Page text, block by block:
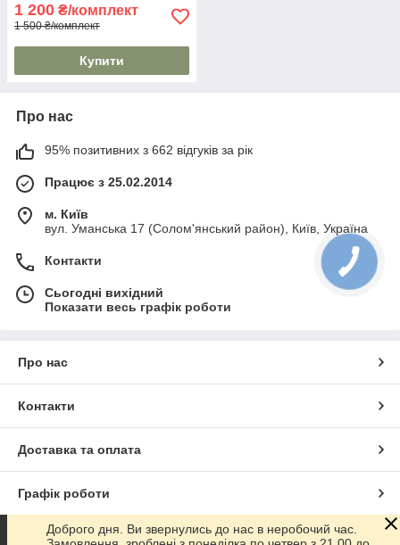
1 200 ₴/комплект
1 500 ₴/комплект
Купити
Про нас
95% позитивних з 662 відгуків за рік
Працює з 25.02.2014
м. Київ
вул. Уманська 17 (Солом'янський район), Київ, Україна
Контакти
Сьогодні вихідний
Показати весь графік роботи
Про нас
Контакти
Доставка та оплата
Графік роботи
Повна версія сайту
Доброго дня. Ви звернулись до нас в неробочий час.